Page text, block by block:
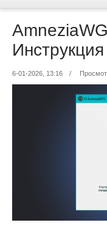
6-01-2026, 13:16 /